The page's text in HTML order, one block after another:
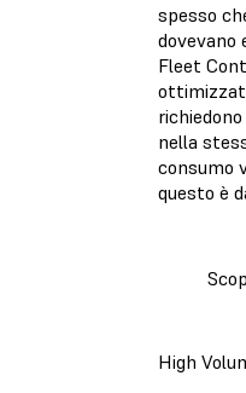
spesso
dovevano
Fleet
nella
consumo
questo è
High